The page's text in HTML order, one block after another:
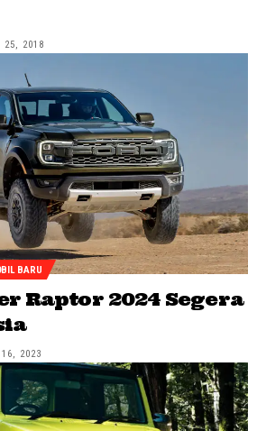
25, 2018
BARU
Raptor 2024 Segera
2023